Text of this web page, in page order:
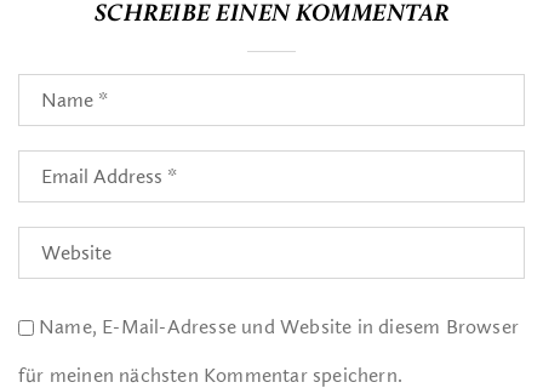
SCHREIBE EINEN KOMMENTAR
Name, E-Mail-Adresse und Website in diesem Browser
für meinen nächsten Kommentar speichern.